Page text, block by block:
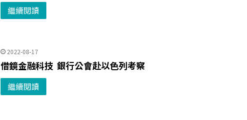
繼續閱讀
2022-08-17
借鏡金融科技 銀行公會赴以色列考察
繼續閱讀